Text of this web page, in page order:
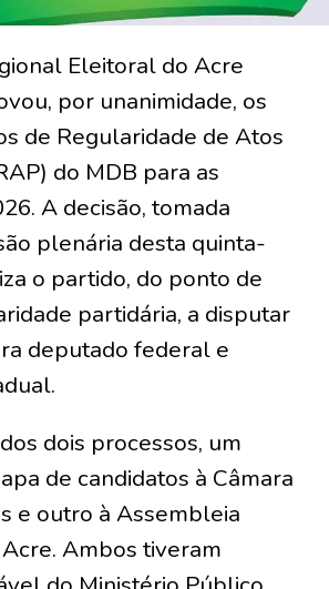
Eleitoral do Acre
por unanimidade, os
de Regularidade de Atos
do MDB para as
A decisão, tomada
plenária desta quinta-
o partido, do ponto de
partidária, a disputar
deputado federal e
dois processos, um
de candidatos à Câmara
e outro à Assembleia
Ambos tiveram